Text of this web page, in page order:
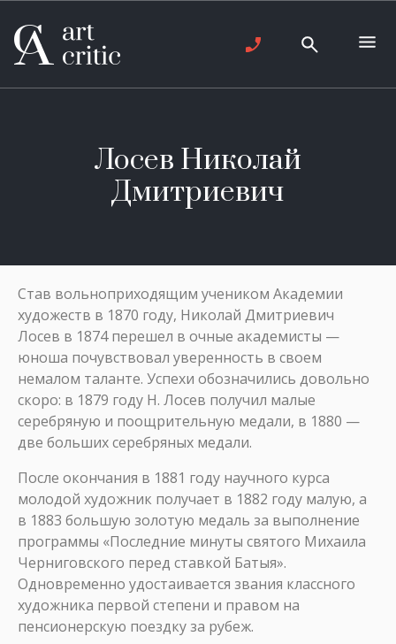
Лосев Николай
Дмитриевич
Став вольноприходящим учеником Академии
художеств в 1870 году, Николай Дмитриевич
Лосев в 1874 перешел в очные академисты —
юноша почувствовал уверенность в своем
немалом таланте. Успехи обозначились довольно
скоро: в 1879 году Н. Лосев получил малые
серебряную и поощрительную медали, в 1880 —
две больших серебряных медали.
После окончания в 1881 году научного курса
молодой художник получает в 1882 году малую, а
в 1883 большую золотую медаль за выполнение
программы «Последние минуты святого Михаила
Черниговского перед ставкой Батыя».
Одновременно удостаивается звания классного
художника первой степени и правом на
пенсионерскую поездку за рубеж.